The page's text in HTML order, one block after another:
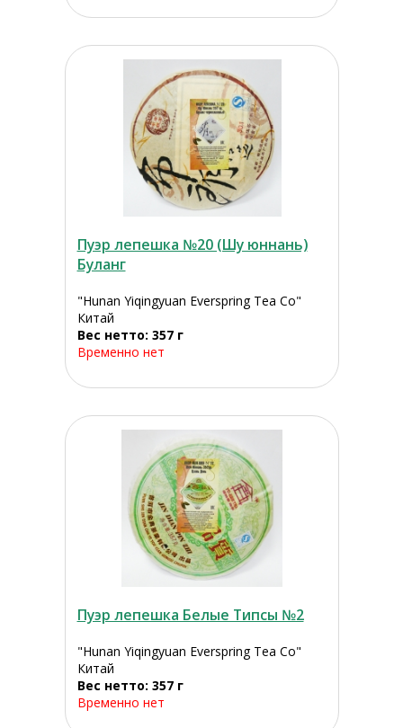
Пуэр лепешка №20 (Шу юннань)
Буланг
"Hunan Yiqingyuan Everspring Tea Co"
Китай
Вес нетто: 357 г
Временно нет
Пуэр лепешка Белые Типсы №2
"Hunan Yiqingyuan Everspring Tea Co"
Китай
Вес нетто: 357 г
Временно нет